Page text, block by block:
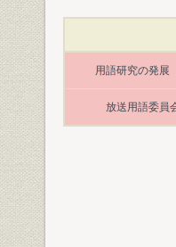
用語研究の発展
放送用語委員